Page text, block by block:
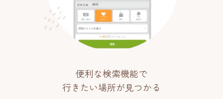
便利な検索機能で
行きたい場所が見つかる